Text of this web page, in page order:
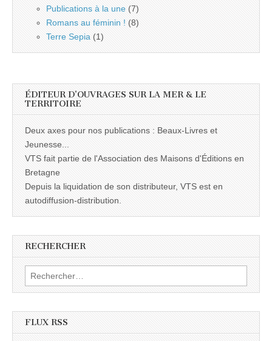
Publications à la une (7)
Romans au féminin ! (8)
Terre Sepia (1)
ÉDITEUR D’OUVRAGES SUR LA MER & LE
TERRITOIRE
Deux axes pour nos publications : Beaux-Livres et
Jeunesse...
VTS fait partie de l'Association des Maisons d'Éditions en
Bretagne
Depuis la liquidation de son distributeur, VTS est en
autodiffusion-distribution.
RECHERCHER
Rechercher :
FLUX RSS